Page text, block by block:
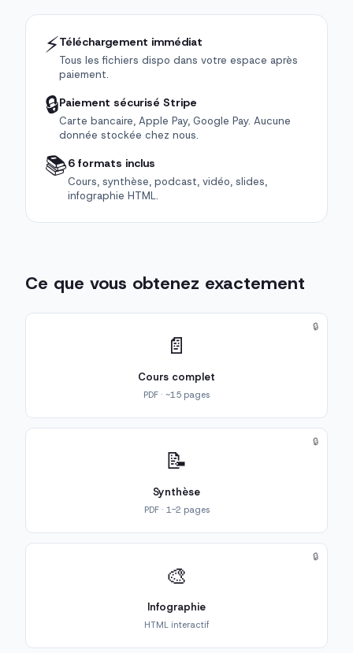
⚡Téléchargement immédiat
Tous les fichiers dispo dans votre espace après
paiement.
🔒Paiement sécurisé Stripe
Carte bancaire, Apple Pay, Google Pay. Aucune
donnée stockée chez nous.
📚6 formats inclus
Cours, synthèse, podcast, vidéo, slides,
infographie HTML.
Ce que vous obtenez exactement
📄
Cours complet
PDF · ~15 pages
🔒
📝
Synthèse
PDF · 1-2 pages
🔒
🎨
Infographie
HTML interactif
🔒